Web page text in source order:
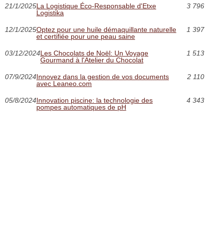
21/1/2025La Logistique Éco-Responsable d'Etxe
Logistika
3 796
12/1/2025Optez pour une huile démaquillante naturelle
et certifiée pour une peau saine
1 397
03/12/2024Les Chocolats de Noël: Un Voyage
Gourmand à l'Atelier du Chocolat
1 513
07/9/2024Innovez dans la gestion de vos documents
avec Leaneo.com
2 110
05/8/2024Innovation piscine: la technologie des
pompes automatiques de pH
4 343